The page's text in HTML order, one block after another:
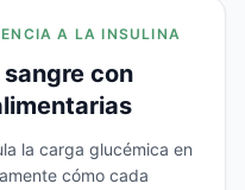
A LA INSULINA
con
la carga glucémica en
cómo cada